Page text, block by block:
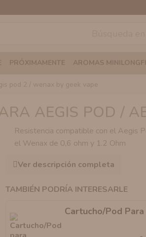
PRÓXIMAMENTE AROMAS
pod 2 / wenax by geek vape
AEGIS POD /
Resistencia compatible con el Aegis
el Wenax de 0,6 ohm y 1.2 Ohm
Ver descripción completa
TAMBIÉN PODRÍA INTERESARLE
Cartucho/Pod Para